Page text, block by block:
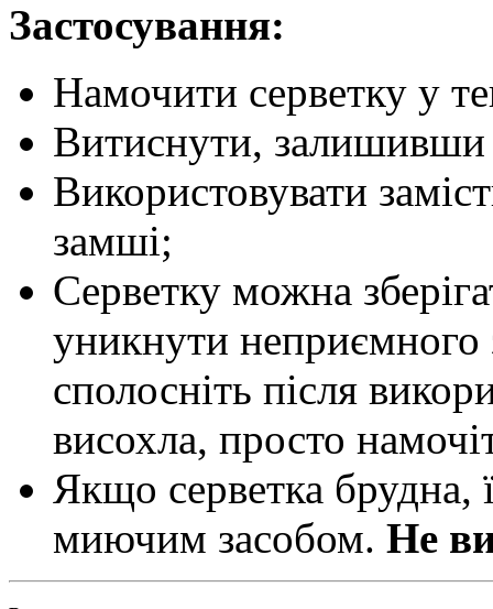
Застосування:
Намочити серветку у
Витиснути, залишивши
Використовувати
замші;
Серветку можна
уникнути неприємного
сполосніть після
висохла, просто
Якщо серветка брудна,
миючим засобом. Не